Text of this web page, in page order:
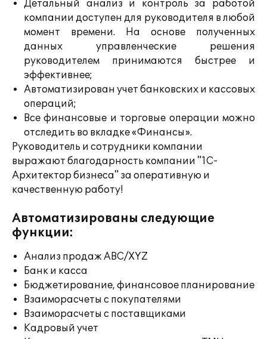
Детальный анализ и контроль за работой
компании доступен для руководителя в любой
момент времени. На основе полученных
данных управленческие решения
руководителем принимаются быстрее и
эффективнее;
Автоматизирован учет банковских и кассовых
операций;
Все финансовые и торговые операции можно
отследить во вкладке «Финансы».
Руководитель и сотрудники компании
выражают благодарность компании "1С-
Архитектор бизнеса" за оперативную и
качественную работу!
Автоматизированы следующие
функции:
Анализ продаж ABC/XYZ
Банк и касса
Бюджетирование, финансовое планирование
Взаиморасчеты с покупателями
Взаиморасчеты с поставщиками
Кадровый учет